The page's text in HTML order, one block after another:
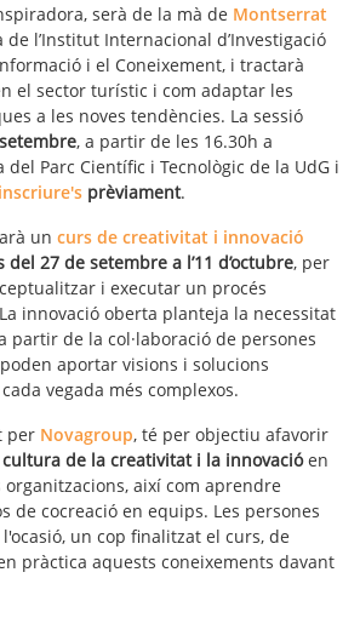
serà de la mà de Montserrat
de l’Institut Internacional d’Investigació
i el Coneixement, i tractarà
el sector turístic i com adaptar les
a les noves tendències. La sessió
, a partir de les 16.30h a
del Parc Científic i Tecnològic de la UdG i
prèviament.
un curs de creativitat i innovació
27 de setembre a l’11 d’octubre, per
i executar un procés
innovació oberta planteja la necessitat
partir de la col·laboració de persones
aportar visions i solucions
vegada més complexos.
per Novagroup, té per objectiu afavorir
de la creativitat i la innovacióen
així com aprendre
de cocreació en equips. Les persones
un cop finalitzat el curs, de
pràctica aquests coneixements davant